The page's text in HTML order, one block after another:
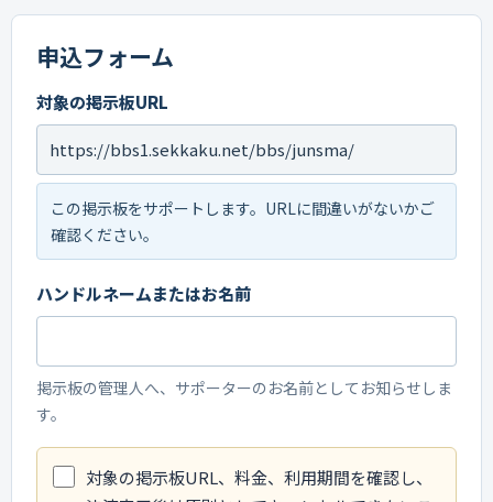
申込フォーム
対象の掲示板URL
この掲示板をサポートします。URLに間違いがないかご
確認ください。
ハンドルネームまたはお名前
掲示板の管理人へ、サポーターのお名前としてお知らせしま
す。
対象の掲示板URL、料金、利用期間を確認し、